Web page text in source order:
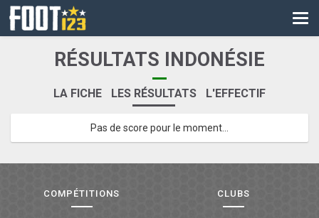
CM
LES DIRECTS
RÉSULTATS INDONÉSIE
LA FICHE LES RÉSULTATS L'EFFECTIF
Pas de score pour le moment...
COMPÉTITIONS CLUBS